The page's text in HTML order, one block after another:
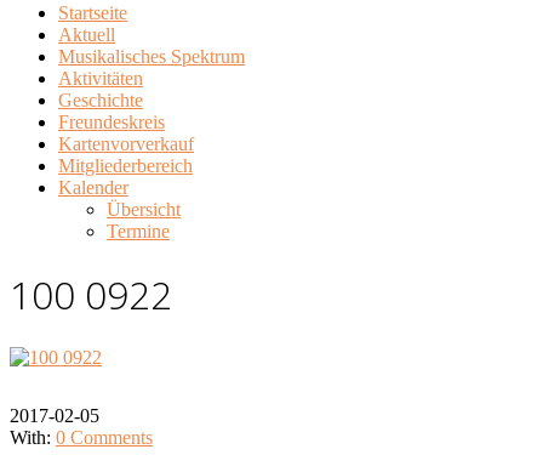
Startseite
Aktuell
Musikalisches Spektrum
Aktivitäten
Geschichte
Freundeskreis
Kartenvorverkauf
Mitgliederbereich
Kalender
Übersicht
Termine
100 0922
2017-02-05
With: 0 Comments